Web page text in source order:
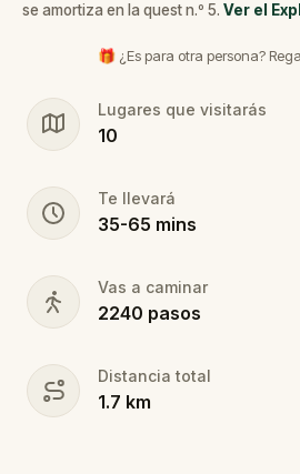
se amortiza en la quest n.º 5. Ver el
🎁 ¿Es para otra persona?
Lugares que visitarás
10
Te llevará
35-65 mins
Vas a caminar
2240 pasos
Distancia total
1.7 km